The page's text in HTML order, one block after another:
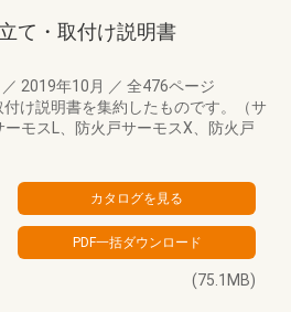
て・取付け説明書
／ 2019年10月 ／ 全476ページ
け説明書を集約したものです。（サ
モスL、防火戸サーモスX、防火戸
(75.1MB)